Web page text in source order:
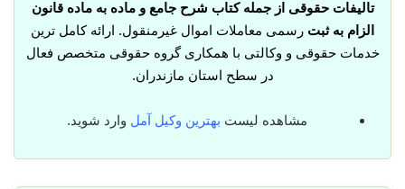
تالیفات حقوقی از جمله کتاب شرح جامع و ماده به ماده قانون
الزام به ثبت رسمی معاملات اموال غیرمنقول. ارائه کامل ترین
خدمات حقوقی و وکالتی با همکاری گروه حقوقی متخصص فعال
در سطح استان مازندران.
مشاهده لیست بهترین وکیل آمل وارد شوید.